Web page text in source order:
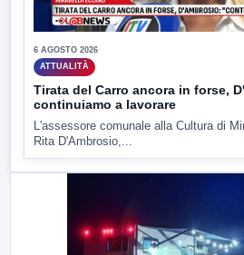
6 AGOSTO 2026
ATTUALITÀ
Tirata del Carro ancora in forse,
continuiamo a lavorare
L'assessore comunale alla Cultura di
Rita D'Ambrosio,...